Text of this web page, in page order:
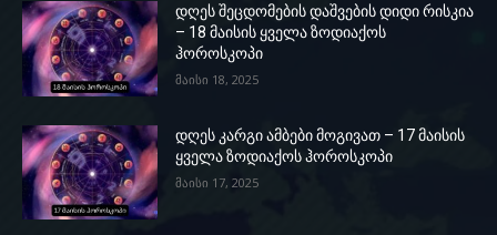
დღეს შეცდომების დაშვების დიდი რისკია
– 18 მაისის ყველა ზოდიაქოს
ჰოროსკოპი
მაისი 18, 2025
დღეს კარგი ამბები მოგივათ – 17 მაისის
ყველა ზოდიაქოს ჰოროსკოპი
მაისი 17, 2025